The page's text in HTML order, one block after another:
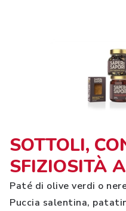
SOTTOLI,
SFIZIOSITÀ
Paté di olive verdi o
Puccia salentina,